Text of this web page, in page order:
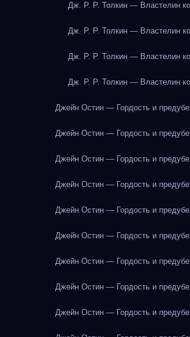
Дж. Р. Р. Толкин — Властелин
Дж. Р. Р. Толкин — Властелин
Дж. Р. Р. Толкин — Властелин
Дж. Р. Р. Толкин — Властелин
Джейн Остин — Гордость и
Джейн Остин — Гордость и
Джейн Остин — Гордость и
Джейн Остин — Гордость и
Джейн Остин — Гордость и
Джейн Остин — Гордость и
Джейн Остин — Гордость и
Джейн Остин — Гордость и
Джейн Остин — Гордость и